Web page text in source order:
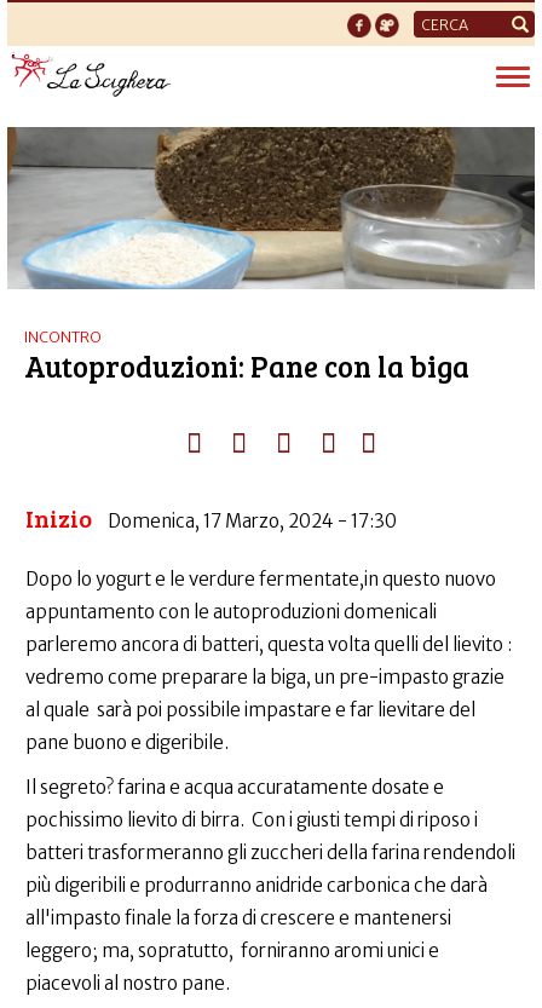
Form
di
ricerca
INCONTRO
Autoproduzioni: Pane con la biga
Inizio Domenica, 17 Marzo, 2024 - 17:30
Dopo lo yogurt e le verdure fermentate,in questo nuovo
appuntamento con le autoproduzioni domenicali
parleremo ancora di batteri, questa volta quelli del lievito :
vedremo come preparare la biga, un pre-impasto grazie
al quale sarà poi possibile impastare e far lievitare del
pane buono e digeribile.
Il segreto? farina e acqua accuratamente dosate e
pochissimo lievito di birra. Con i giusti tempi di riposo i
batteri trasformeranno gli zuccheri della farina rendendoli
più digeribili e produrranno anidride carbonica che darà
all'impasto finale la forza di crescere e mantenersi
leggero; ma, sopratutto, forniranno aromi unici e
piacevoli al nostro pane.